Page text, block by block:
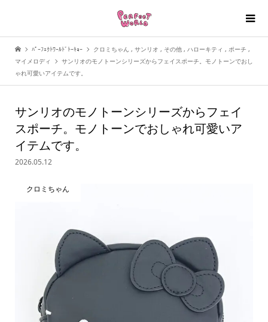
ﾊﾟｰﾌｪｸﾄﾜｰﾙﾄﾞﾄｰｷｮｰ クロミちゃん , サンリオ , その他 , ハローキティ , ポーチ ,
マイメロディ
サンリオのモノトーンシリーズからフェイスポーチ。モノトーンでおし
ゃれ可愛いアイテムです。
サンリオのモノトーンシリーズからフェイ
スポーチ。モノトーンでおしゃれ可愛いア
イテムです。
2026.05.12
クロミちゃん